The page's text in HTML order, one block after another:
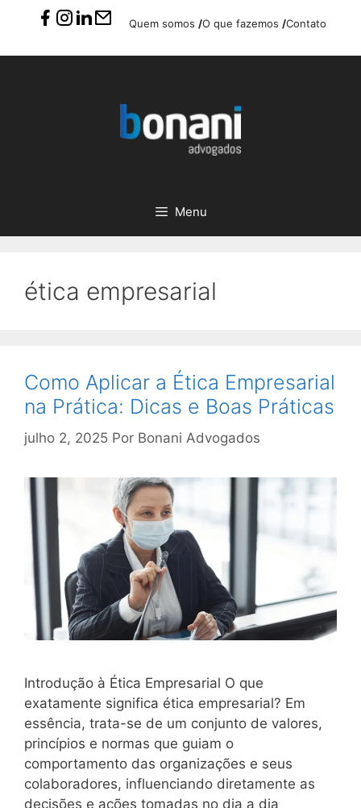
Quem somos /O que fazemos /Contato
Menu
ética empresarial
Como Aplicar a Ética Empresarial
na Prática: Dicas e Boas Práticas
julho 2, 2025 Por Bonani Advogados
Introdução à Ética Empresarial O que
exatamente significa ética empresarial? Em
essência, trata-se de um conjunto de valores,
princípios e normas que guiam o
comportamento das organizações e seus
colaboradores, influenciando diretamente as
decisões e ações tomadas no dia a dia